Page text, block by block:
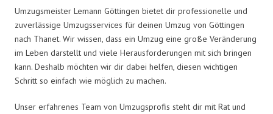
Umzugsmeister Lemann Göttingen bietet dir professionelle und
zuverlässige Umzugsservices für deinen Umzug von Göttingen
nach Thanet. Wir wissen, dass ein Umzug eine große Veränderung
im Leben darstellt und viele Herausforderungen mit sich bringen
kann. Deshalb möchten wir dir dabei helfen, diesen wichtigen
Schritt so einfach wie möglich zu machen.
Unser erfahrenes Team von Umzugsprofis steht dir mit Rat und